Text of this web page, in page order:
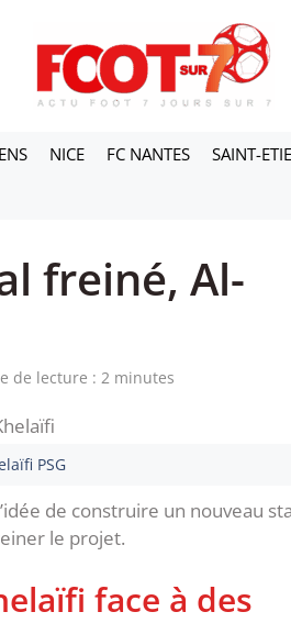
NICE FC NANTES SAINT-
freiné, Al-
de lecture : 2 minutes
PSG
de construire un nouveau
le projet.
face à des